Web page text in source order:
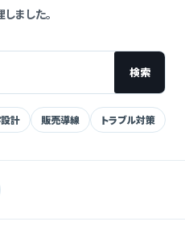
ました。
検索
計 販売導線 トラブル対策